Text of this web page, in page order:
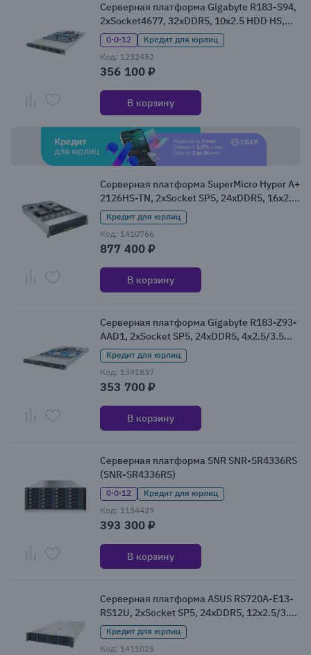
Серверная платформа Gigabyte R183-S94,
2xSocket4677, 32xDDR5, 10x2.5 HDD HS,
Redundant 2x1300 Вт 1U (R183-S94-
AAC1/ABC1)
0·0·12
Кредит для юрлиц
Код: 1232452
356 100 ₽
В корзину
Серверная платформа SuperMicro Hyper A+
2126HS-TN, 2xSocket SP5, 24xDDR5, 16x2.5
HDD HS, Redundant 2x1600 Вт 2U (AS-
2126HS-TN)
Кредит для юрлиц
Код: 1410766
877 400 ₽
В корзину
Серверная платформа Gigabyte R183-Z93-
AAD1, 2xSocket SP5, 24xDDR5, 4x2.5/3.5
HDD HS, Redundant 2x1600 Вт 1U
(6NR183Z93DR000ACD1)
Кредит для юрлиц
Код: 1391837
353 700 ₽
В корзину
Серверная платформа SNR SNR-SR4336RS
(SNR-SR4336RS)
0·0·12
Кредит для юрлиц
Код: 1154429
393 300 ₽
В корзину
Серверная платформа ASUS RS720A-E13-
RS12U, 2xSocket SP5, 24xDDR5, 12x2.5/3.5
HDD HS, Redundant 2x2700 Вт 2U
(90SF0441-M009J0)
Кредит для юрлиц
Код: 1411025